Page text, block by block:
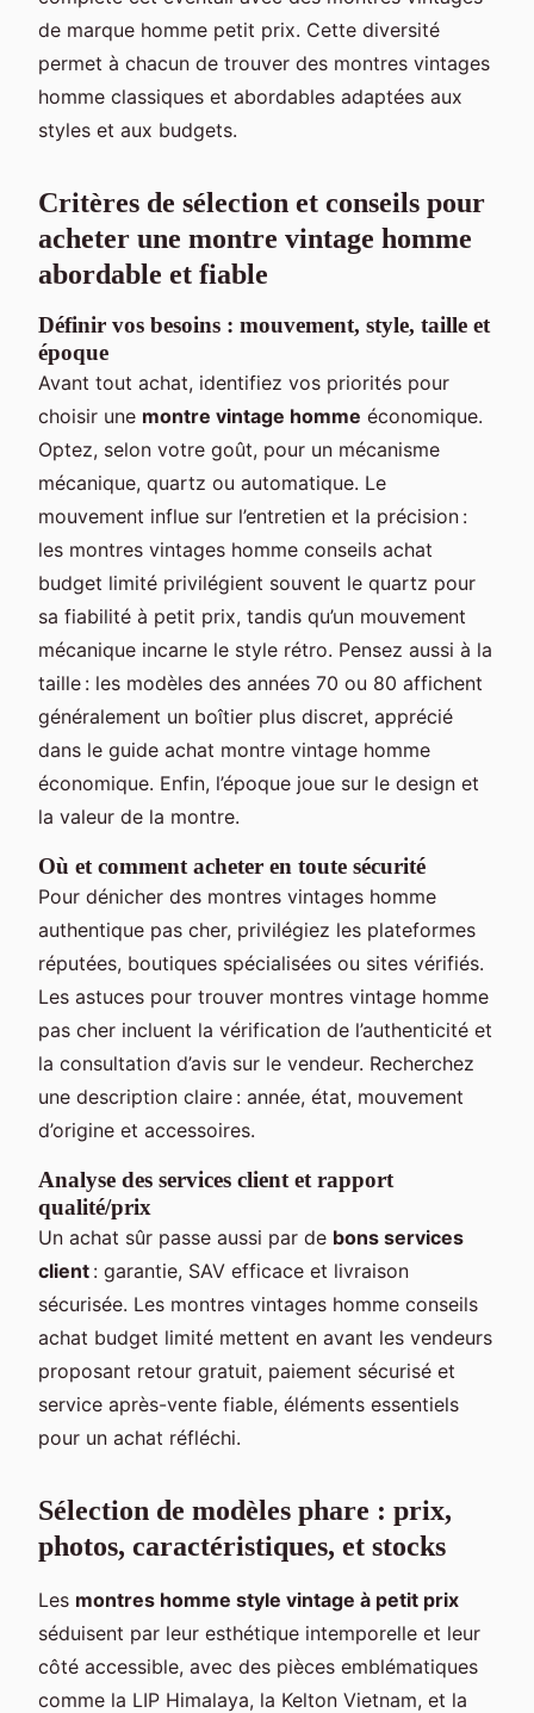
de marque homme petit prix. Cette diversité
permet à chacun de trouver des montres vintages
homme classiques et abordables adaptées aux
styles et aux budgets.
Critères de sélection et conseils pour
acheter une montre vintage homme
abordable et fiable
Définir vos besoins : mouvement, style, taille et
époque
Avant tout achat, identifiez vos priorités pour
choisir une montre vintage homme économique.
Optez, selon votre goût, pour un mécanisme
mécanique, quartz ou automatique. Le
mouvement influe sur l’entretien et la précision :
les montres vintages homme conseils achat
budget limité privilégient souvent le quartz pour
sa fiabilité à petit prix, tandis qu’un mouvement
mécanique incarne le style rétro. Pensez aussi à la
taille : les modèles des années 70 ou 80 affichent
généralement un boîtier plus discret, apprécié
dans le guide achat montre vintage homme
économique. Enfin, l’époque joue sur le design et
la valeur de la montre.
Où et comment acheter en toute sécurité
Pour dénicher des montres vintages homme
authentique pas cher, privilégiez les plateformes
réputées, boutiques spécialisées ou sites vérifiés.
Les astuces pour trouver montres vintage homme
pas cher incluent la vérification de l’authenticité et
la consultation d’avis sur le vendeur. Recherchez
une description claire : année, état, mouvement
d’origine et accessoires.
Analyse des services client et rapport
qualité/prix
Un achat sûr passe aussi par de bons services
client : garantie, SAV efficace et livraison
sécurisée. Les montres vintages homme conseils
achat budget limité mettent en avant les vendeurs
proposant retour gratuit, paiement sécurisé et
service après-vente fiable, éléments essentiels
pour un achat réfléchi.
Sélection de modèles phare : prix,
photos, caractéristiques, et stocks
Les montres homme style vintage à petit prix
séduisent par leur esthétique intemporelle et leur
côté accessible, avec des pièces emblématiques
comme la LIP Himalaya, la Kelton Vietnam, et la